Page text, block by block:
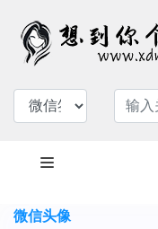
微信头像